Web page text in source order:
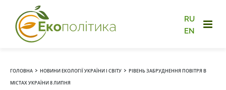
RU
EN
ГОЛОВНА › НОВИНИ ЕКОЛОГІЇ УКРАЇНИ І СВІТУ › РІВЕНЬ ЗАБРУДНЕННЯ ПОВІТРЯ В
МІСТАХ УКРАЇНИ 8 ЛИПНЯ